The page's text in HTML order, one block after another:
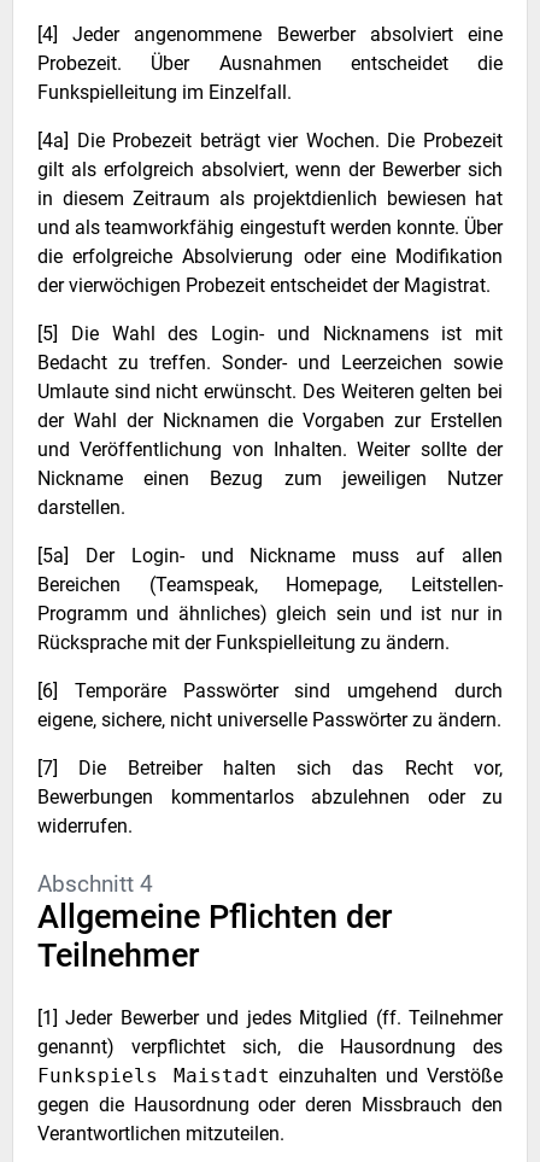
[4] Jeder angenommene Bewerber absolviert eine
Probezeit. Über Ausnahmen entscheidet die
Funkspielleitung im Einzelfall.
[4a] Die Probezeit beträgt vier Wochen. Die Probezeit
gilt als erfolgreich absolviert, wenn der Bewerber sich
in diesem Zeitraum als projektdienlich bewiesen hat
und als teamworkfähig eingestuft werden konnte. Über
die erfolgreiche Absolvierung oder eine Modifikation
der vierwöchigen Probezeit entscheidet der Magistrat.
[5] Die Wahl des Login- und Nicknamens ist mit
Bedacht zu treffen. Sonder- und Leerzeichen sowie
Umlaute sind nicht erwünscht. Des Weiteren gelten bei
der Wahl der Nicknamen die Vorgaben zur Erstellen
und Veröffentlichung von Inhalten. Weiter sollte der
Nickname einen Bezug zum jeweiligen Nutzer
darstellen.
[5a] Der Login- und Nickname muss auf allen
Bereichen (Teamspeak, Homepage, Leitstellen-
Programm und ähnliches) gleich sein und ist nur in
Rücksprache mit der Funkspielleitung zu ändern.
[6] Temporäre Passwörter sind umgehend durch
eigene, sichere, nicht universelle Passwörter zu ändern.
[7] Die Betreiber halten sich das Recht vor,
Bewerbungen kommentarlos abzulehnen oder zu
widerrufen.
Abschnitt 4
Allgemeine Pflichten der
Teilnehmer
[1] Jeder Bewerber und jedes Mitglied (ff. Teilnehmer
genannt) verpflichtet sich, die Hausordnung des
Funkspiels Maistadt einzuhalten und Verstöße
gegen die Hausordnung oder deren Missbrauch den
Verantwortlichen mitzuteilen.